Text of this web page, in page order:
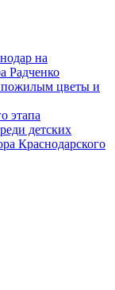
на
Радченко
пожилым цветы и
этапа
детских
Краснодарского